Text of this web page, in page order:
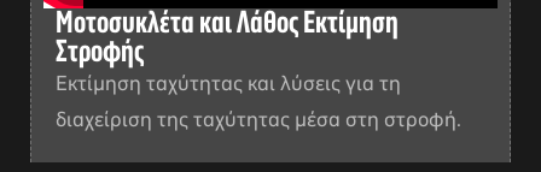
Μοτοσυκλέτα και Λάθος Εκτίμηση
Στροφής
Εκτίμηση ταχύτητας και λύσεις για τη
διαχείριση της ταχύτητας μέσα στη στροφή.